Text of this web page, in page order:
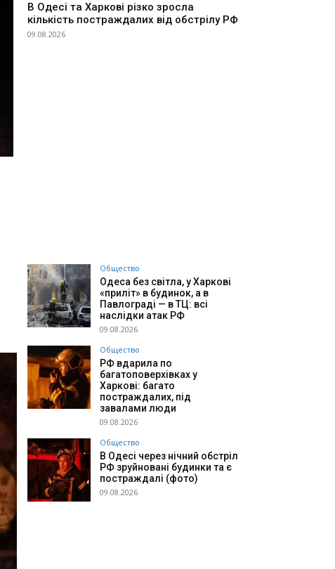
В Одесі та Харкові різко зросла
кількість постраждалих від обстрілу РФ
09.08.2026
Общество
Одеса без світла, у Харкові
«приліт» в будинок, а в
Павлограді — в ТЦ: всі
наслідки атак РФ
09.08.2026
Общество
РФ вдарила по
багатоповерхівках у
Харкові: багато
постраждалих, під
завалами люди
09.08.2026
Общество
В Одесі через нічний обстріл
РФ зруйновані будинки та є
постраждалі (фото)
09.08.2026